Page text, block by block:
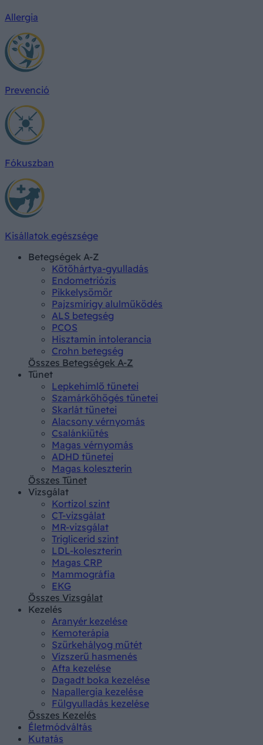
Allergia
Prevenció
Fókuszban
Kisállatok egészsége
Betegségek A-Z
Kötőhártya-gyulladás
Endometriózis
Pikkelysömör
Pajzsmirigy alulműködés
ALS betegség
PCOS
Hisztamin intolerancia
Crohn betegség
Összes Betegségek A-Z
Tünet
Lepkehimlő tünetei
Szamárköhögés tünetei
Skarlát tünetei
Alacsony vérnyomás
Csalánkiütés
Magas vérnyomás
ADHD tünetei
Magas koleszterin
Összes Tünet
Vizsgálat
Kortizol szint
CT-vizsgálat
MR-vizsgálat
Triglicerid szint
LDL-koleszterin
Magas CRP
Mammográfia
EKG
Összes Vizsgálat
Kezelés
Aranyér kezelése
Kemoterápia
Szürkehályog műtét
Vízszerű hasmenés
Afta kezelése
Dagadt boka kezelése
Napallergia kezelése
Fülgyulladás kezelése
Összes Kezelés
Életmódváltás
Kutatás